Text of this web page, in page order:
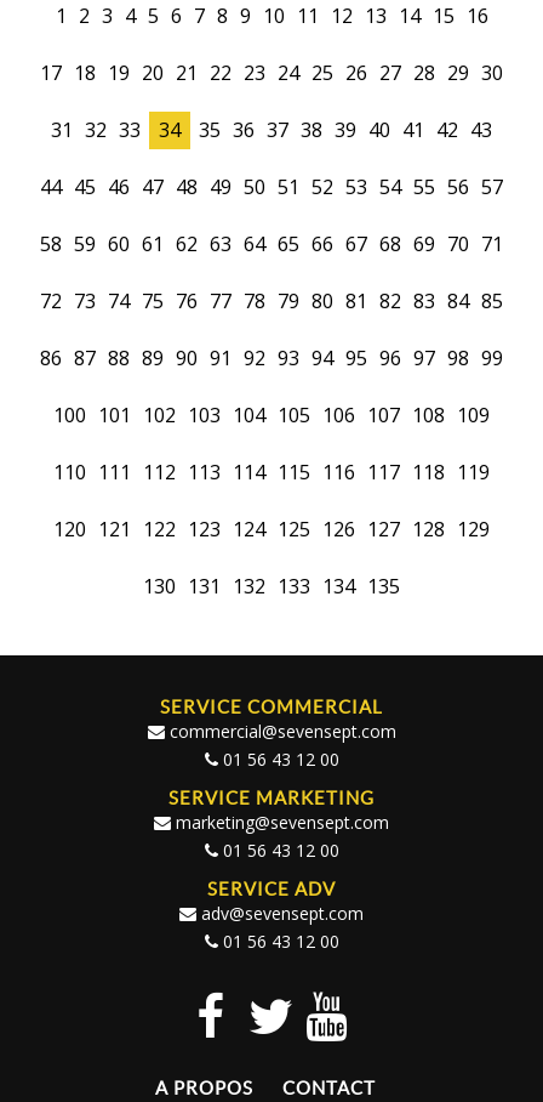
1 2 3 4 5 6 7 8 9 10 11 12 13 14 15 16
17 18 19 20 21 22 23 24 25 26 27 28 29 30
31 32 33 34 35 36 37 38 39 40 41 42 43
44 45 46 47 48 49 50 51 52 53 54 55 56 57
58 59 60 61 62 63 64 65 66 67 68 69 70 71
72 73 74 75 76 77 78 79 80 81 82 83 84 85
86 87 88 89 90 91 92 93 94 95 96 97 98 99
100 101 102 103 104 105 106 107 108 109
110 111 112 113 114 115 116 117 118 119
120 121 122 123 124 125 126 127 128 129
130 131 132 133 134 135
SERVICE COMMERCIAL
commercial@sevensept.com
01 56 43 12 00
SERVICE MARKETING
marketing@sevensept.com
01 56 43 12 00
SERVICE ADV
adv@sevensept.com
01 56 43 12 00
A PROPOS CONTACT